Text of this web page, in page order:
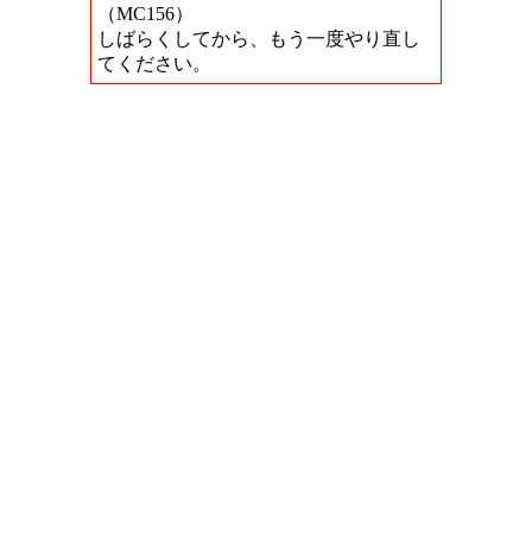
（MC156）
しばらくしてから、もう一度やり直し
てください。